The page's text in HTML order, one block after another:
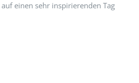
einen sehr inspirierenden Tag